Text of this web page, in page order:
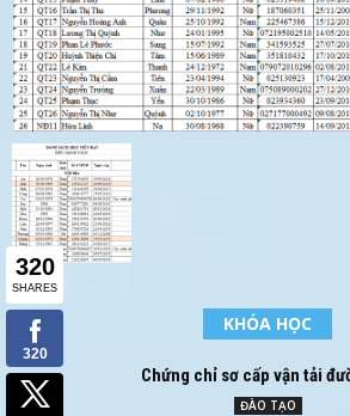
KHÓA HỌC
Chứng chỉ sơ cấp vận tải
ĐÀO TẠO